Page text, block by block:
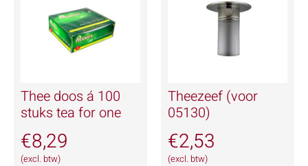
Thee doos á 100
stuks tea for one
€8,29
(excl. btw)
Theezeef (voor
05130)
€2,53
(excl. btw)